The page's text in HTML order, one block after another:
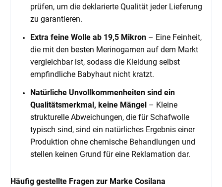
prüfen, um die deklarierte Qualität jeder Lieferung
zu garantieren.
Extra feine Wolle ab 19,5 Mikron – Eine Feinheit,
die mit den besten Merinogarnen auf dem Markt
vergleichbar ist, sodass die Kleidung selbst
empfindliche Babyhaut nicht kratzt.
Natürliche Unvollkommenheiten sind ein
Qualitätsmerkmal, keine Mängel – Kleine
strukturelle Abweichungen, die für Schafwolle
typisch sind, sind ein natürliches Ergebnis einer
Produktion ohne chemische Behandlungen und
stellen keinen Grund für eine Reklamation dar.
Häufig gestellte Fragen zur Marke Cosilana